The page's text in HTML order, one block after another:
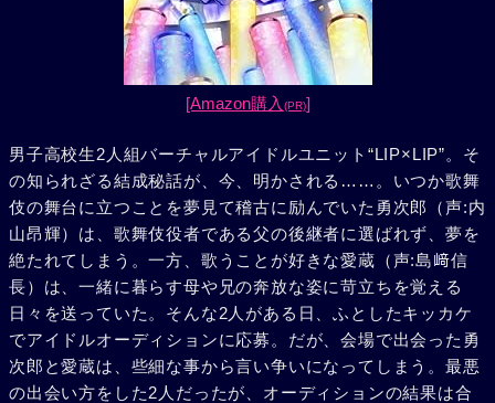
[Amazon購入 (PR)]
男子高校生2人組バーチャルアイドルユニット“LIP×LIP”。そ
の知られざる結成秘話が、今、明かされる……。いつか歌舞
伎の舞台に立つことを夢見て稽古に励んでいた勇次郎（声:内
山昂輝）は、歌舞伎役者である父の後継者に選ばれず、夢を
絶たれてしまう。一方、歌うことが好きな愛蔵（声:島﨑信
長）は、一緒に暮らす母や兄の奔放な姿に苛立ちを覚える
日々を送っていた。そんな2人がある日、ふとしたキッカケ
でアイドルオーディションに応募。だが、会場で出会った勇
次郎と愛蔵は、些細な事から言い争いになってしまう。最悪
の出会い方をした2人だったが、オーディションの結果は合